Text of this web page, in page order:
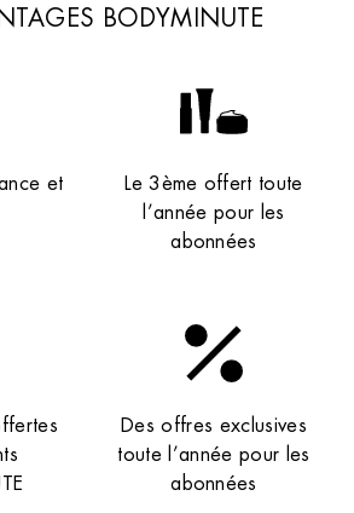
BODYMINUTE
et
Le 3ème offert toute
l’année pour les
abonnées
Des offres exclusives
toute l’année pour les
abonnées